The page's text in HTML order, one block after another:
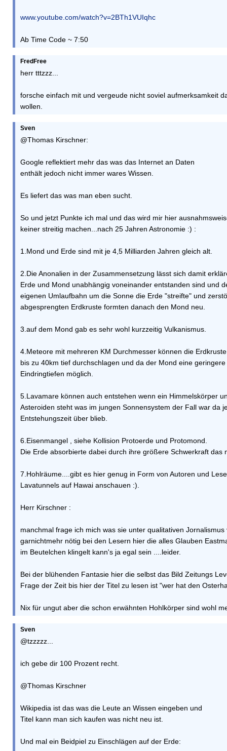
www.youtube.com/watch?v=2BTh1VUIqhc
Ab Time Code ~ 7:50
FredFree
herr tttzzz...
forsche einfach mit und vergeude nicht soviel aufmerksamkeit
wollen.
Sven
@Thomas Kirschner:
Google reflektiert mehr das was das Internet an Daten
enthält jedoch nicht immer wares Wissen.
Es liefert das was man eben sucht.
So und jetzt Punkte ich mal und das wird mir hier
keiner streitig machen...nach 25 Jahren Astronomie :) :
1.Mond und Erde sind mit je 4,5 Milliarden Jahren gleich alt.
2.Die Anonalien in der Zusammensetzung lässt sich damit
Erde und Mond unabhängig voneinander entstanden sind und
eigenen Umlaufbahn um die Sonne die Erde "streifte" und
abgesprengten Erdkruste formten danach den Mond neu.
3.auf dem Mond gab es sehr wohl kurzzeitig Vulkanismus.
4.Meteore mit mehreren KM Durchmesser können die
bis zu 40km tief durchschlagen und da der Mond eine
Eindringtiefen möglich.
5.Lavamare können auch entstehen wenn ein Himmelskörper
Asteroiden steht was im jungen Sonnensystem der Fall war da
Entstehungszeit über blieb.
6.Eisenmangel , siehe Kollision Protoerde und Protomond.
Die Erde absorbierte dabei durch ihre größere Schwerkraft das
7.Hohlräume....gibt es hier genug in Form von Autoren und
Lavatunnels auf Hawai anschauen :).
Herr Kirschner :
manchmal frage ich mich was sie unter qualitativen
garnichtmehr nötig bei den Lesern hier die alles Glauben
im Beutelchen klingelt kann's ja egal sein ....leider.
Bei der blühenden Fantasie hier die selbst das Bild Zeitungs
Frage der Zeit bis hier der Titel zu lesen ist "wer hat den
Nix für ungut aber die schon erwähnten Hohlkörper sind wohl
Sven
@tzzzzz...
ich gebe dir 100 Prozent recht.
@Thomas Kirschner
Wikipedia ist das was die Leute an Wissen eingeben und
Titel kann man sich kaufen was nicht neu ist.
Und mal ein Beidpiel zu Einschlägen auf der Erde: